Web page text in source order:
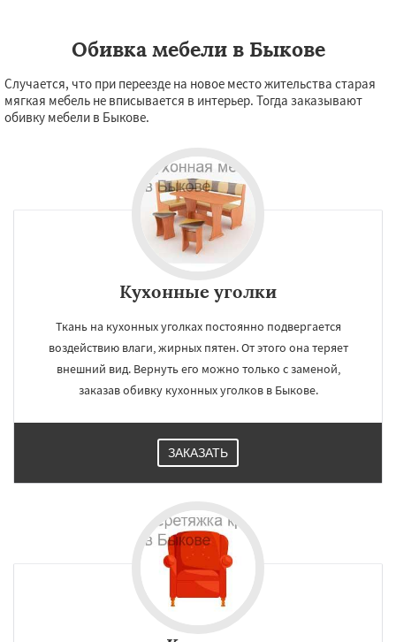
Обивка мебели в Быкове
Случается, что при переезде на новое место жительства старая
мягкая мебель не вписывается в интерьер. Тогда заказывают
обивку мебели в Быкове.
Кухонные уголки
Ткань на кухонных уголках постоянно подвергается
воздействию влаги, жирных пятен. От этого она теряет
внешний вид. Вернуть его можно только с заменой,
заказав обивку кухонных уголков в Быкове.
ЗАКАЗАТЬ